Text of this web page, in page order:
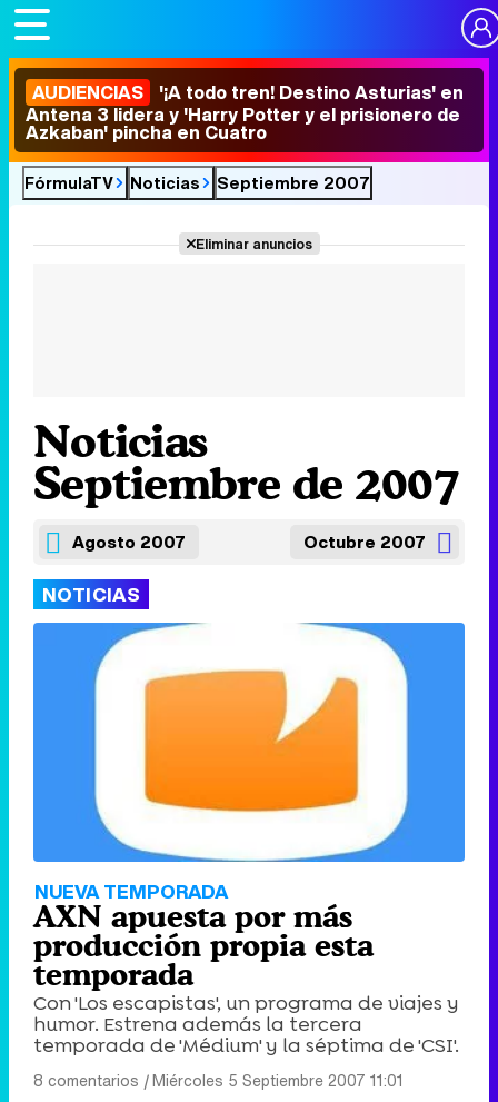
AUDIENCIAS '¡A todo tren! Destino Asturias' en
Antena 3 lidera y 'Harry Potter y el prisionero de
Azkaban' pincha en Cuatro
FórmulaTV Noticias Septiembre 2007
Eliminar anuncios
Noticias
Septiembre de 2007
Agosto 2007 Octubre 2007
NOTICIAS
NUEVA TEMPORADA
AXN apuesta por más
producción propia esta
temporada
Con 'Los escapistas', un programa de viajes y
humor. Estrena además la tercera
temporada de 'Médium' y la séptima de 'CSI'.
8 comentarios |Miércoles 5 Septiembre 2007 11:01